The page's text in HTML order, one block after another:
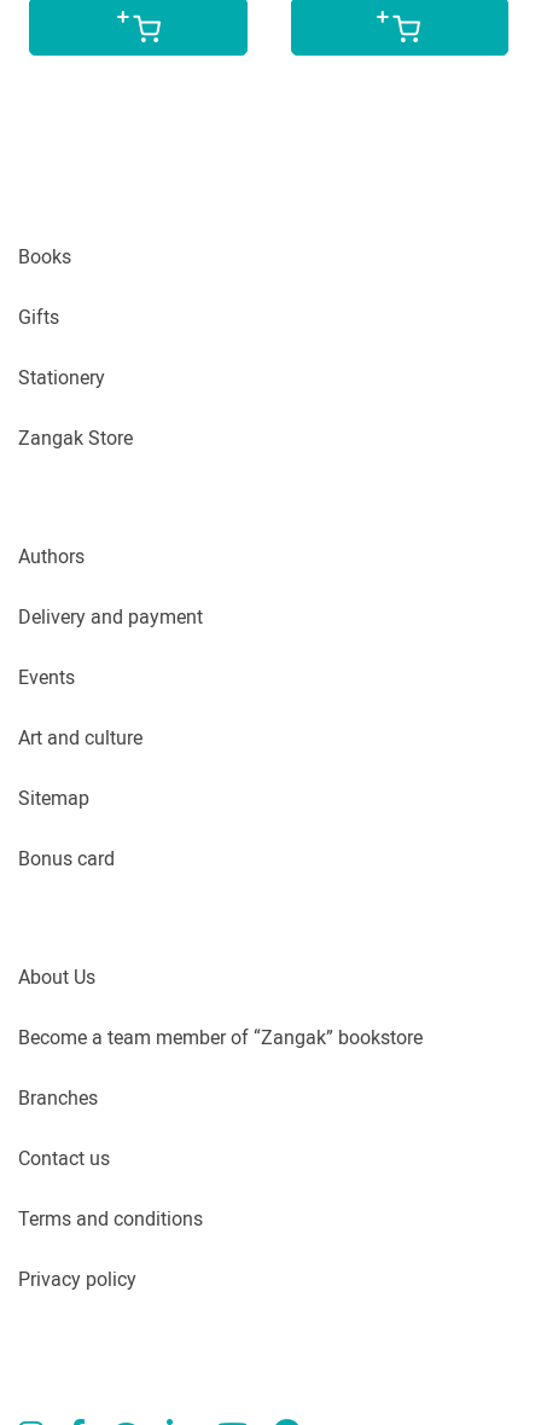
Books
Gifts
Stationery
Zangak Store
Authors
Delivery and payment
Events
Art and culture
Sitemap
Bonus card
About Us
Become a team member of “Zangak” bookstore
Branches
Contact us
Terms and conditions
Privacy policy